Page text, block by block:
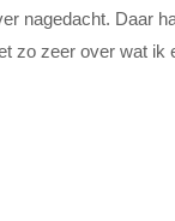
nagedacht. Daar
zo zeer over wat